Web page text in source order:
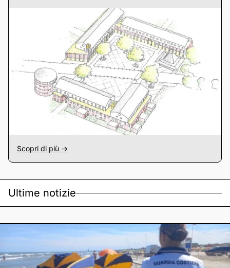
Scopri di più ->
Ultime notizie